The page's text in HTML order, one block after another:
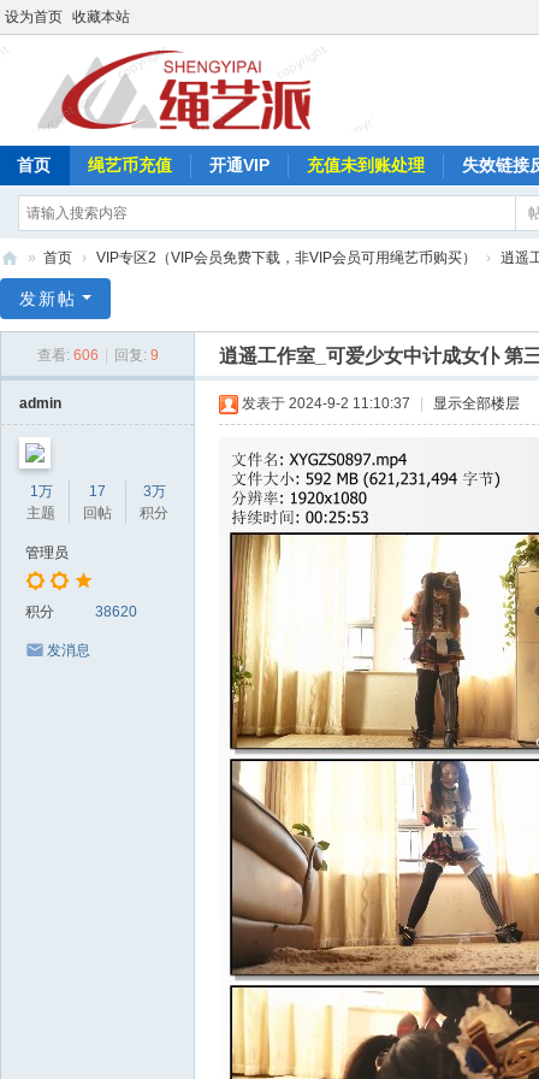
设为首页 收藏本站
首页 绳艺币充值 开通VIP 充值未到账处理 失效链接
艺
» 首页 › VIP专区2（VIP会员免费下载，非VIP会员可用绳艺币购买） › 逍遥
发新帖
查看: 606 回复: 9 逍遥工作室_可爱少女中计成女仆 第
admin
1万
主题
17
回帖
3万
积分
管理员
积分 38620
发消息
发表于 2024-9-2 11:10:37 显示全部楼层